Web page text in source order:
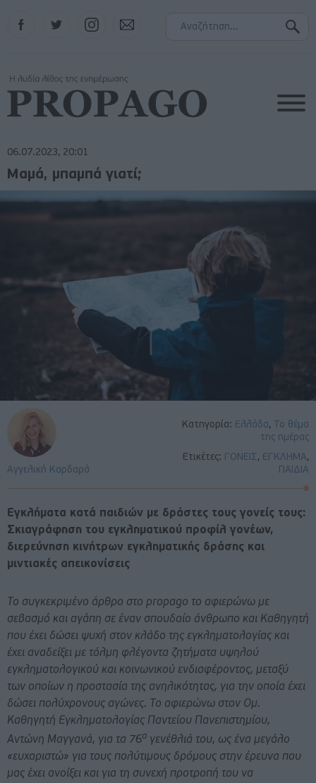
Instagram
06.07.2023, 20:01
Κατηγορία: Ελλάδα,
Το θέμα
της ημέρας
Ετικέτες:
ΓΟΝΕΙΣ, ΕΓΚΛΗΜΑ,
ΠΑΙΔΙΑ
Αγγελική Καρδαρά
Μαμά, μπαμπά γιατί;
Εγκλήματα κατά παιδιών με δράστες τους γονείς τους:
Σκιαγράφηση του εγκληματικού προφίλ γονέων,
διερεύνηση κινήτρων εγκληματικής δράσης και
μιντιακές απεικονίσεις
Το συγκεκριμένο άρθρο στο propago το αφιερώνω με
σεβασμό και αγάπη σε έναν σπουδαίο άνθρωπο και Καθηγητή
που έχει δώσει ψυχή στον κλάδο της εγκληματολογίας και
έχει αναδείξει με τόλμη φλέγοντα ζητήματα υψηλού
εγκληματολογικού και κοινωνικού ενδιαφέροντος, μεταξύ
των οποίων η προστασία της ανηλικότητας, για την οποία έχει
δώσει πολύχρονους αγώνες. Το αφιερώνω στον Ομ.
Καθηγητή Εγκληματολογίας Παντείου Πανεπιστημίου,
Αντώνη Μαγγανά, για τα 76α γενέθλιά του, ως ένα μεγάλο
«ευχαριστώ» για τους πολύτιμους δρόμους στην έρευνα που
μας έχει ανοίξει και για τη συνεχή προτροπή του να